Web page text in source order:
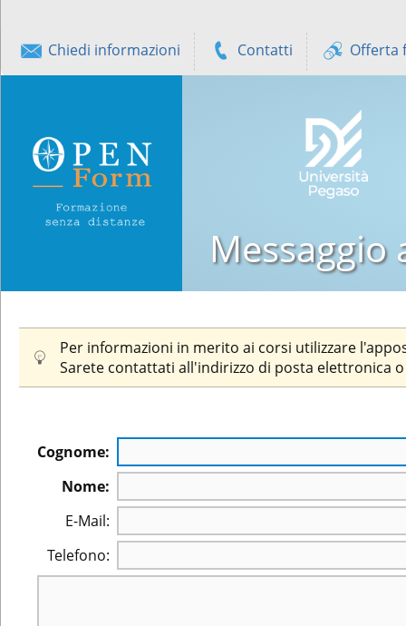
Chiedi informazioni Contatti Offerta
Messaggio
Per informazioni in merito ai corsi utilizzare
Sarete contattati all'indirizzo di posta elettronica
Cognome:
Nome:
E-Mail:
Telefono: